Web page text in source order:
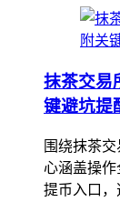
抹茶交易
键避坑提
围绕抹茶
心涵盖操作
提币入口，